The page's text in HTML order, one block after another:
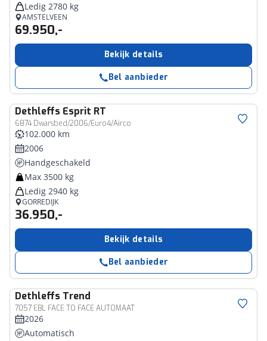
Ledig 2780 kg
AMSTELVEEN
69.950,-
Bekijk details
Bel aanbieder
Dethleffs Esprit RT
6874 Dwarsbed/2006/Euro4/Airco
102.000 km
2006
Handgeschakeld
Max 3500 kg
Ledig 2940 kg
GORREDIJK
36.950,-
Bekijk details
Bel aanbieder
Dethleffs Trend
7057 EBL FACE TO FACE AUTOMAAT
2026
Automatisch